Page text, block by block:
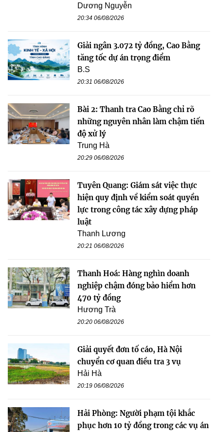
Dương Nguyễn
20:34 06/08/2026
Giải ngân 3.072 tỷ đồng, Cao Bằng
tăng tốc dự án trọng điểm
B.S
20:31 06/08/2026
Bài 2: Thanh tra Cao Bằng chỉ rõ
những nguyên nhân làm chậm tiến
độ xử lý
Trung Hà
20:29 06/08/2026
Tuyên Quang: Giám sát việc thực
hiện quy định về kiểm soát quyền
lực trong công tác xây dựng pháp
luật
Thanh Lương
20:21 06/08/2026
Thanh Hoá: Hàng nghìn doanh
nghiệp chậm đóng bảo hiểm hơn
470 tỷ đồng
Hương Trà
20:20 06/08/2026
Giải quyết đơn tố cáo, Hà Nội
chuyển cơ quan điều tra 3 vụ
Hải Hà
20:19 06/08/2026
Hải Phòng: Người phạm tội khắc
phục hơn 10 tỷ đồng trong các vụ án